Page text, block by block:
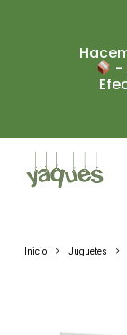
-
Inicio Juguetes